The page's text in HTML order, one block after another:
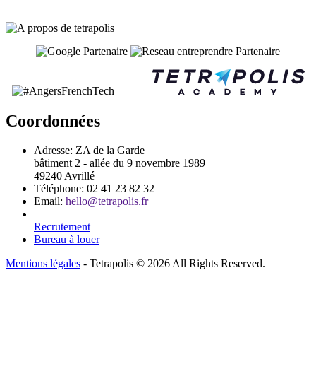
Coordonnées
Adresse: ZA de la Garde
bâtiment 2 - allée du 9 novembre 1989
49240 Avrillé
Téléphone: 02 41 23 82 32
Email: hello@tetrapolis.fr
Recrutement
Bureau à louer
Mentions légales - Tetrapolis © 2026 All Rights Reserved.